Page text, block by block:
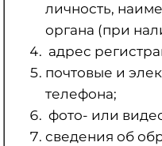
личность,
органа (при
адрес
почтовые и
телефона;
фото- или
сведения об